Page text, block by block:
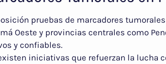
pruebas de marcadores
Oeste y provincias centrales como
y confiables.
iniciativas que refuerzan la lucha